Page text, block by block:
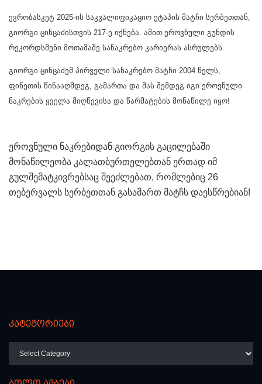
ევრობასკეტ 2025-ის საკვალიფიკაციო ეტაპის მატჩი სერბეთთან,
გიორგი ცინცაძისთვის 217-ე იქნება. ამით ეროვნული გუნდის
რეკორდსმენი მოთამაშე სანაკრებო კარიერას ასრულებს.
გიორგი ცინცაძემ პირველი სანაკრებო მატჩი 2004 წელს,
ფინეთის წინააღმდეგ, გამართა და მას შემდეგ იგი ეროვნული
ნაკრების ყველა მიღწევისა და წარმატების მონაწილე იყო!
ეროვნული ნაკრებიდან გიორგის გაცილებაში
მონაწილეობა კალათბურთელებთან ერთად იმ
გულშემატკივრებსაც შეეძლებათ, რომლებიც 26
თებერვალს სერბეთთან გასამართ მატჩს დაესწრებიან!
კატეგორიები